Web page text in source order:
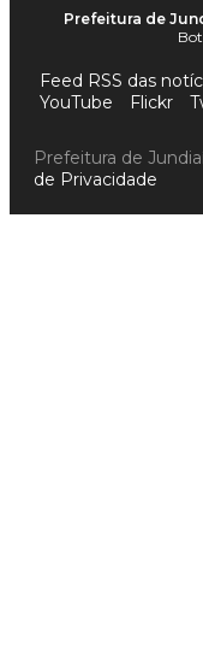
Prefeitura de
Feed RSS das
YouTube
Flickr
Prefeitura de
de Privacidade